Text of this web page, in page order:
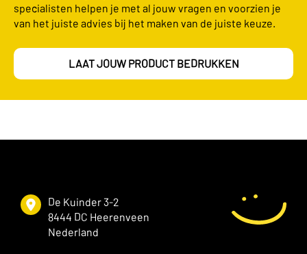
specialisten helpen je met al jouw vragen en voorzien je
van het juiste advies bij het maken van de juiste keuze.
LAAT JOUW PRODUCT BEDRUKKEN
De Kuinder 3-2
8444 DC Heerenveen
Nederland